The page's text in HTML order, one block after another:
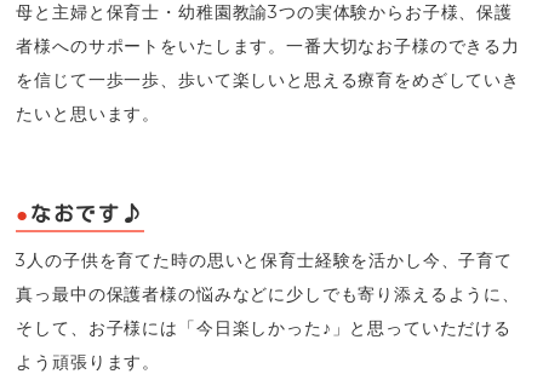
母と主婦と保育士・幼稚園教諭3つの実体験からお子様、保護
者様へのサポートをいたします。一番大切なお子様のできる力
を信じて一歩一歩、歩いて楽しいと思える療育をめざしていき
たいと思います。
なおです♪
3人の子供を育てた時の思いと保育士経験を活かし今、子育て
真っ最中の保護者様の悩みなどに少しでも寄り添えるように、
そして、お子様には「今日楽しかった♪」と思っていただける
よう頑張ります。